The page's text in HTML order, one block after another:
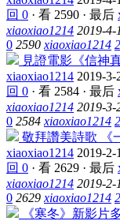
回 0 · 看 2590 · 最后
xiaoxiao1214 2019-4-
0 2590 xiaoxiao1214
見證電影《信神
xiaoxiao1214 2019-3-
回 0 · 看 2584 · 最后
xiaoxiao1214 2019-3-
0 2584 xiaoxiao1214
敬拜讚美詩歌 《
xiaoxiao1214 2019-2-
回 0 · 看 2629 · 最后
xiaoxiao1214 2019-2-
0 2629 xiaoxiao1214
《寒冬》新影